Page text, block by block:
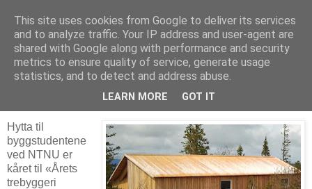
Arkitektur & Miljøteknologi
13 mars 2013
«Årets trebyggeri 2012»
Hytta til
byggstudentene
ved NTNU er
kåret til «Årets
trebyggeri
This site uses cookies from Google to deliver its services
and to analyze traffic. Your IP address and user-agent are
shared with Google along with performance and security
metrics to ensure quality of service, generate usage
statistics, and to detect and address abuse.
LEARN MORE GOT IT